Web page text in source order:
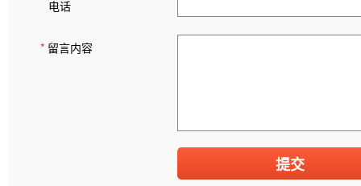
电话
* 留言内容